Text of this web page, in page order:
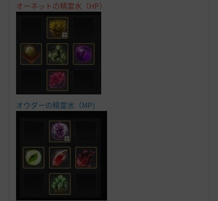
オーネットの精霊水（HP）
オウダーの精霊水（MP)